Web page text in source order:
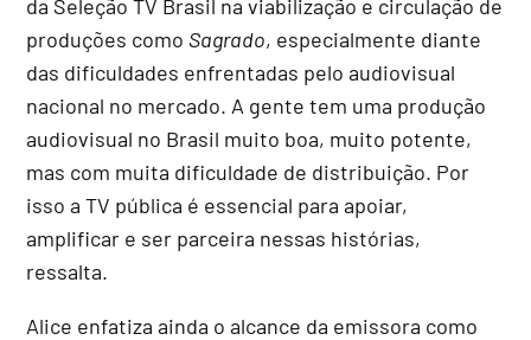
da Seleção TV Brasil na viabilização e circulação de
produções como Sagrado, especialmente diante
das dificuldades enfrentadas pelo audiovisual
nacional no mercado. A gente tem uma produção
audiovisual no Brasil muito boa, muito potente,
mas com muita dificuldade de distribuição. Por
isso a TV pública é essencial para apoiar,
amplificar e ser parceira nessas histórias,
ressalta.
Alice enfatiza ainda o alcance da emissora como